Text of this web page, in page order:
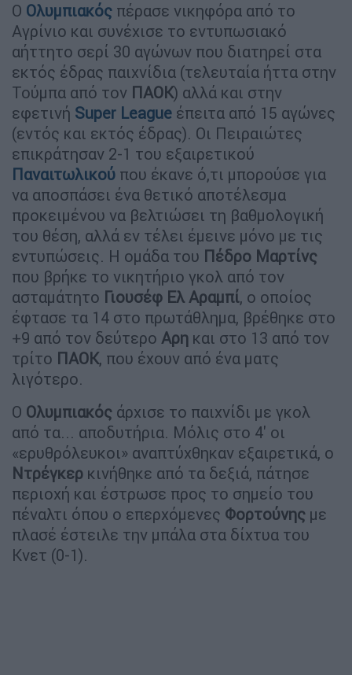
Ο Ολυμπιακός πέρασε νικηφόρα από το
Αγρίνιο και συνέχισε το εντυπωσιακό
αήττητο σερί 30 αγώνων που διατηρεί στα
εκτός έδρας παιχνίδια (τελευταία ήττα στην
Τούμπα από τον ΠΑΟΚ) αλλά και στην
εφετινή Super League έπειτα από 15 αγώνες
(εντός και εκτός έδρας). Οι Πειραιώτες
επικράτησαν 2-1 του εξαιρετικού
Παναιτωλικού που έκανε ό,τι μπορούσε για
να αποσπάσει ένα θετικό αποτέλεσμα
προκειμένου να βελτιώσει τη βαθμολογική
του θέση, αλλά εν τέλει έμεινε μόνο με τις
εντυπώσεις. Η ομάδα του Πέδρο Μαρτίνς
που βρήκε το νικητήριο γκολ από τον
ασταμάτητο Γιουσέφ Ελ Αραμπί, ο οποίος
έφτασε τα 14 στο πρωτάθλημα, βρέθηκε στο
+9 από τον δεύτερο Αρη και στο 13 από τον
τρίτο ΠΑΟΚ, που έχουν από ένα ματς
λιγότερο.
Ο Ολυμπιακός άρχισε το παιχνίδι με γκολ
από τα... αποδυτήρια. Μόλις στο 4' οι
«ερυθρόλευκοι» αναπτύχθηκαν εξαιρετικά, ο
Ντρέγκερ κινήθηκε από τα δεξιά, πάτησε
περιοχή και έστρωσε προς το σημείο του
πέναλτι όπου ο επερχόμενες Φορτούνης με
πλασέ έστειλε την μπάλα στα δίχτυα του
Κνετ (0-1).